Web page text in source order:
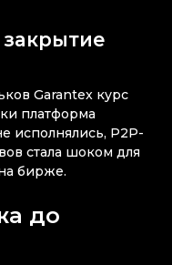
Garantex курс
платформа
исполнялись, P2P-
стала шоком для
бирже.
до